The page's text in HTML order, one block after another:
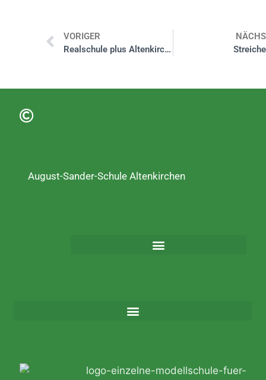
VORIGER
Realschule plus Altenkirchen siegt bei Wald-Jugendspielen des Forstamtes Hachenburg
August-Sander-Schule Altenkirchen